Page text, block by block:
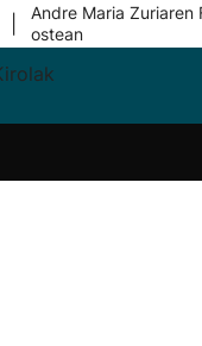
Andre Maria
ostean